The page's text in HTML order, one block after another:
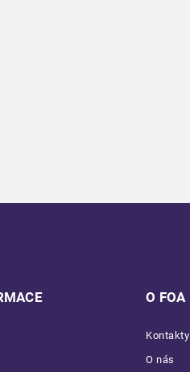
O FOA
Kontakty
O nás